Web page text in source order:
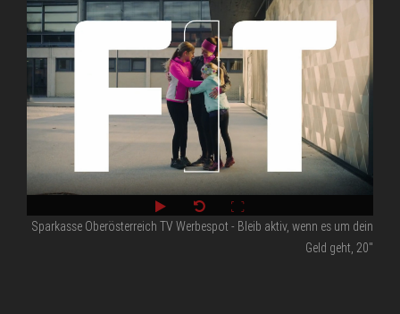
Sparkasse Oberösterreich TV Werbespot - Bleib aktiv, wenn es um dein
Geld geht, 20''